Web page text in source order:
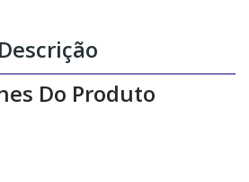
Descrição
Do Produto